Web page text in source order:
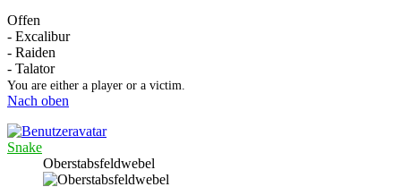
Offen
- Excalibur
- Raiden
- Talator
You are either a player or a victim.
Nach oben
Snake
Oberstabsfeldwebel